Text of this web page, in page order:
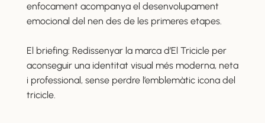
enfocament acompanya el desenvolupament
emocional del nen des de les primeres etapes.
El briefing: Redissenyar la marca d’El Tricicle per
aconseguir una identitat visual més moderna, neta
i professional, sense perdre l’emblemàtic icona del
tricicle.